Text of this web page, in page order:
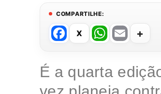
COMPARTILHE:
F
a
c
e
W
h
at
s
E
ail
É a quarta